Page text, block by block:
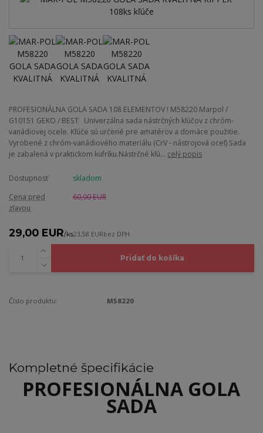
PROFESIONÁLNA GOLA SADA 108 ELEMENTOV ! M58220 Marpol /
G10151 GEKO / BEST Univerzálna sada nástrčných kľúčov z chróm-
vanádiovej ocele. Kľúče sú určené pre amatérov a domáce použitie.
Vyrobené z chróm-vanádiového materiálu (CrV - nástrojová oceľ) Sada
je zabalená v praktickom kufríku.Nástrčné kľú... celý popis
Dostupnosť
skladom
Cena pred
zľavou
60,00 EUR
29,00 EUR/ks23,58 EURbez DPH
Pridať do košíka
Číslo produktu: M58220
Kompletné špecifikácie
PROFESIONÁLNA GOLA
SADA